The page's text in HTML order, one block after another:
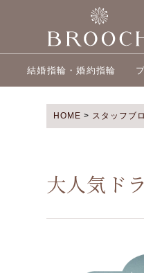
結婚指輪・婚約指輪
HOME > スタッフブ
大人気ド